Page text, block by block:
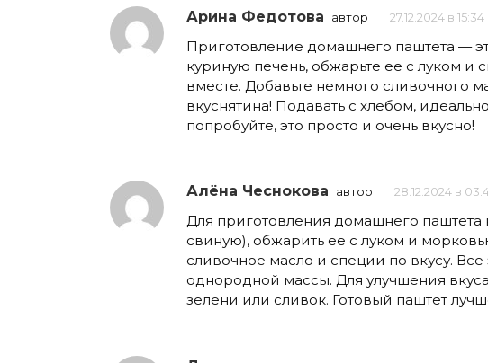
Арина Федотова автор 27.12.2024 в 15:34
Приготовление домашнего паштета —
куриную печень, обжарьте ее с луком и
вместе. Добавьте немного сливочного
вкуснятина! Подавать с хлебом,
попробуйте, это просто и очень вкусно!
Алёна Чеснокова автор 28.12.2024 в
Для приготовления домашнего паштета
свиную), обжарить ее с луком и
сливочное масло и специи по вкусу.
однородной массы. Для улучшения
зелени или сливок. Готовый паштет